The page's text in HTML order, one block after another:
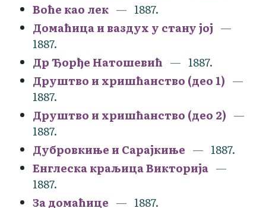
Воће као лек
1887.
Домаћица и ваздух у стану јој
1887.
Др Ђорђе Натошевић
1887.
Друштво и хришћанство (део 1)
1887.
Друштво и хришћанство (део 2)
1887.
Дубровкиње и Сарајкиње
1887.
Енглеска краљица Викторија
1887.
За домаћице
1887.